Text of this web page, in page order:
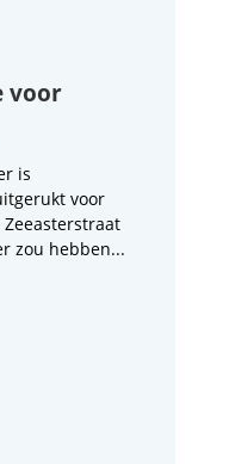
voor
is
voor
zou hebben...